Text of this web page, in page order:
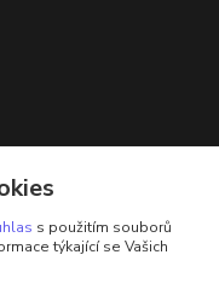
s použitím souborů
týkající se Vašich